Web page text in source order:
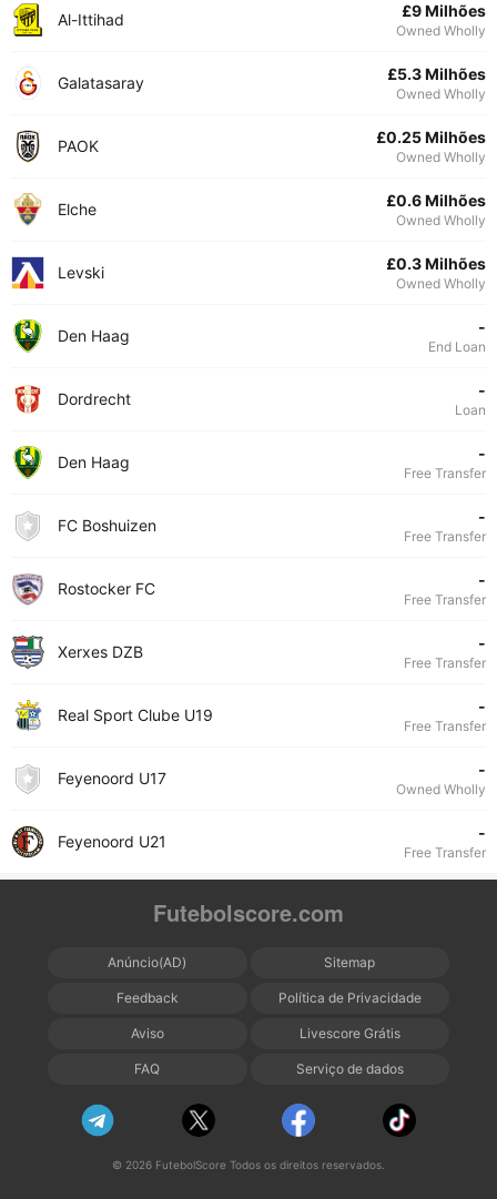
Al-Ittihad £9 Milhões
Owned Wholly
Galatasaray £5.3 Milhões
Owned Wholly
PAOK £0.25 Milhões
Owned Wholly
Elche £0.6 Milhões
Owned Wholly
Levski £0.3 Milhões
Owned Wholly
Den Haag -
End Loan
Dordrecht -
Loan
Den Haag -
Free Transfer
FC Boshuizen -
Free Transfer
Rostocker FC -
Free Transfer
Xerxes DZB -
Free Transfer
Real Sport Clube U19 -
Free Transfer
Feyenoord U17 -
Owned Wholly
Feyenoord U21 -
Free Transfer
Futebolscore.com
Anúncio(AD) Sitemap
Feedback Política de Privacidade
Aviso Livescore Grátis
FAQ Serviço de dados
© 2026 FutebolScore Todos os direitos reservados.